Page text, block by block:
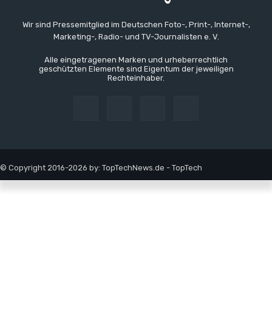
Wir sind Pressemitglied im Deutschen Foto-, Print-, Internet-,
Marketing-, Radio- und TV-Journalisten e. V.
Alle eingetragenen Marken und urheberrechtlich
geschützten Elemente sind Eigentum der jeweiligen
Rechteinhaber.
© Copyright 2016-2026 by: TopTechNews.de - TopTech